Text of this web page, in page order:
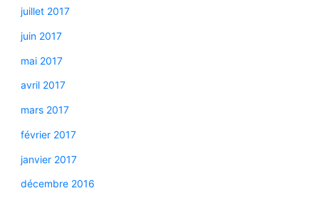
juillet 2017
juin 2017
mai 2017
avril 2017
mars 2017
février 2017
janvier 2017
décembre 2016